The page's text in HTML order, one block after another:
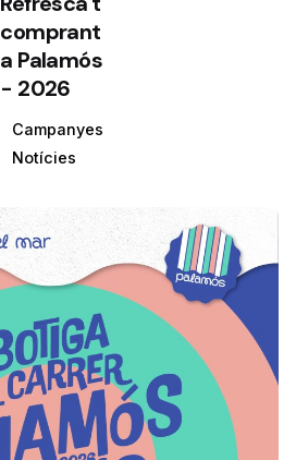
comprant
a Palamós
- 2026
Campanyes
Notícies